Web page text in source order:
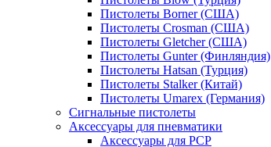
Пистолеты Borner (США)
Пистолеты Crosman (США)
Пистолеты Gletcher (США)
Пистолеты Gunter (Финляндия)
Пистолеты Hatsan (Турция)
Пистолеты Stalker (Китай)
Пистолеты Umarex (Германия)
Сигнальные пистолеты
Аксессуары для пневматики
Аксессуары для PCP